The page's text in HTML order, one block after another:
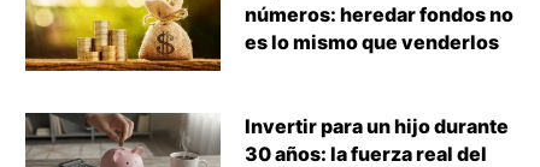
números: heredar fondos no
es lo mismo que venderlos
Invertir para un hijo durante
30 años: la fuerza real del